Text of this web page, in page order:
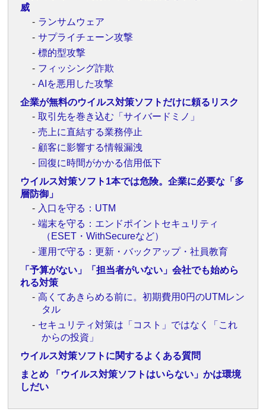
威
ランサムウェア
サプライチェーン攻撃
標的型攻撃
フィッシング詐欺
AIを悪用した攻撃
企業が無料のウイルス対策ソフトだけに頼るリスク
取引先を巻き込む「サイバードミノ」
売上に直結する業務停止
顧客に影響する情報漏洩
回復に時間がかかる信用低下
ウイルス対策ソフト1本では危険。企業に必要な「多
層防御」
入口を守る：UTM
端末を守る：エンドポイントセキュリティ
（ESET・WithSecureなど）
運用で守る：更新・バックアップ・社員教育
「予算がない」「担当者がいない」会社でも始めら
れる対策
高くてあきらめる前に。初期費用0円のUTMレン
タル
セキュリティ対策は「コスト」ではなく「これ
からの投資」
ウイルス対策ソフトに関するよくある質問
まとめ 「ウイルス対策ソフトはいらない」かは環境
しだい